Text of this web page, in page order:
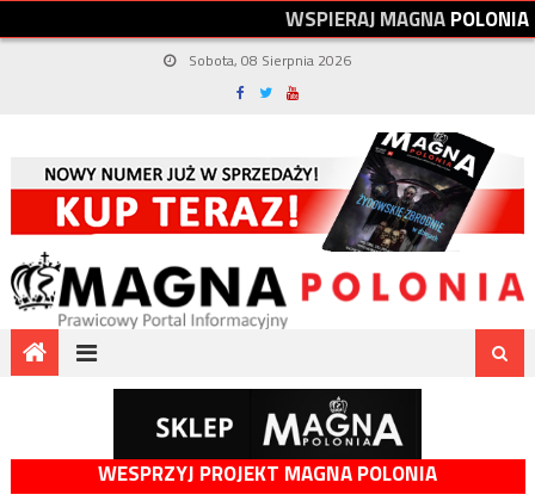
WSPIERAJMAGNAPOLONIA
Sobota, 08 Sierpnia 2026
WESPRZYJ PROJEKT MAGNA POLONIA